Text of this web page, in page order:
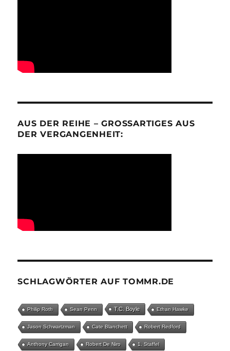
AUS DER REIHE – GROSSARTIGES AUS D
ER VERGANGENHEIT:
SCHLAGWÖRTER AUF TOMMR.DE
Philip Roth Sean Penn T.C. Boyle Ethan Hawke
Jason Schwartzman Cate Blanchett Robert Redford
Anthony Carrigan Robert De Niro 1. Staffel